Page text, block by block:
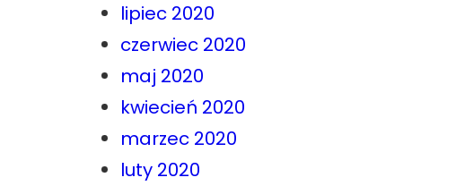
lipiec 2020
czerwiec 2020
maj 2020
kwiecień 2020
marzec 2020
luty 2020